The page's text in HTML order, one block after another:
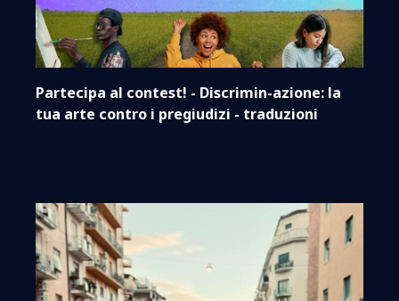
Partecipa al contest! - Discrimin-azione: la
tua arte contro i pregiudizi - traduzioni